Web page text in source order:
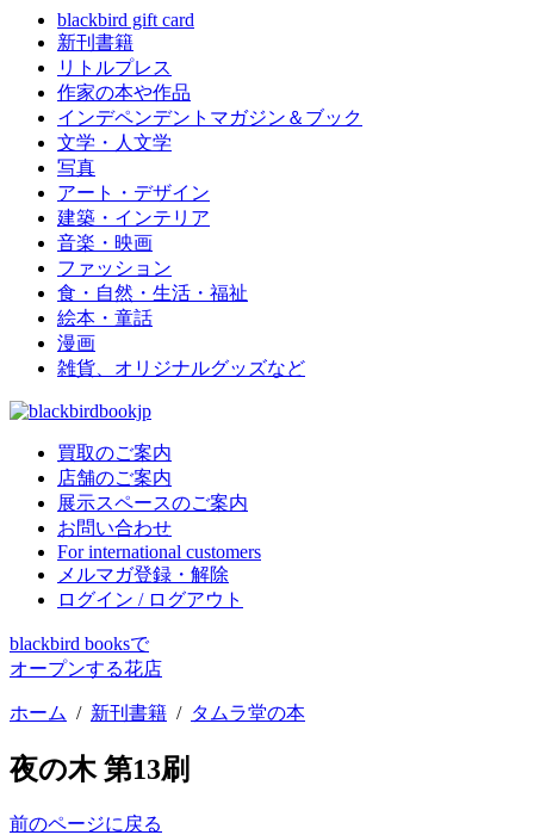
blackbird gift card
新刊書籍
リトルプレス
作家の本や作品
インデペンデントマガジン＆ブック
文学・人文学
写真
アート・デザイン
建築・インテリア
音楽・映画
ファッション
食・自然・生活・福祉
絵本・童話
漫画
雑貨、オリジナルグッズなど
買取のご案内
店舗のご案内
展示スペースのご案内
お問い合わせ
For international customers
メルマガ登録・解除
ログイン / ログアウト
blackbird booksで
オープンする花店
ホーム / 新刊書籍 / タムラ堂の本
夜の木 第13刷
前のページに戻る